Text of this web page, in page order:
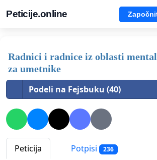
Peticije.online
Radnici i radnice iz oblasti
za umetnike
Podeli na Fejsbuku (40)
Peticija Potpisi 236